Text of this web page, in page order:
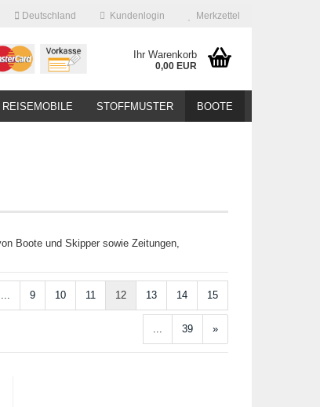
Deutschland Kundenlogin Merkzettel
Ihr Warenkorb
0,00 EUR
REISEMOBILE STOFFMUSTER BOOTE
Boote und Skipper sowie Zeitungen,
... 9 10 11 12 13 14 15
... 39 »